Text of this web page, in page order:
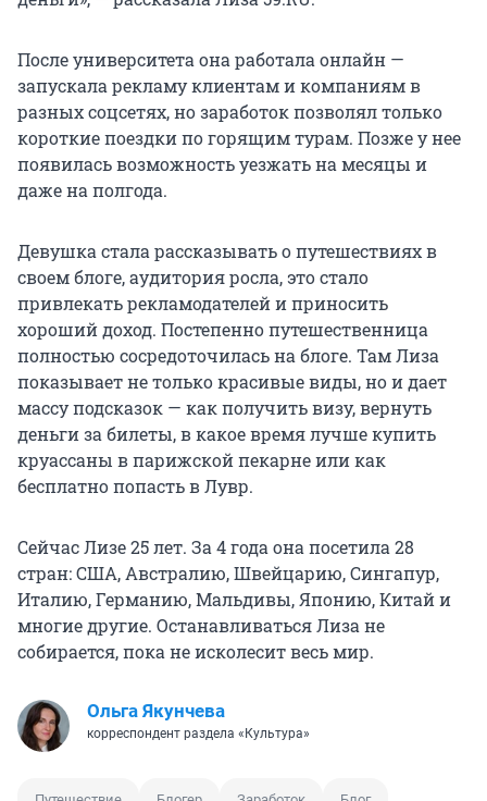
После университета она работала онлайн —
запускала рекламу клиентам и компаниям в
разных соцсетях, но заработок позволял только
короткие поездки по горящим турам. Позже у нее
появилась возможность уезжать на месяцы и
даже на полгода.
Девушка стала рассказывать о путешествиях в
своем блоге, аудитория росла, это стало
привлекать рекламодателей и приносить
хороший доход. Постепенно путешественница
полностью сосредоточилась на блоге. Там Лиза
показывает не только красивые виды, но и дает
массу подсказок — как получить визу, вернуть
деньги за билеты, в какое время лучше купить
круассаны в парижской пекарне или как
бесплатно попасть в Лувр.
Сейчас Лизе 25 лет. За 4 года она посетила 28
стран: США, Австралию, Швейцарию, Сингапур,
Италию, Германию, Мальдивы, Японию, Китай и
многие другие. Останавливаться Лиза не
собирается, пока не исколесит весь мир.
Ольга Якунчева
корреспондент раздела «Культура»